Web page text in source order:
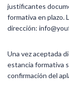
justificantes
formativa en plazo.
dirección:
Una vez aceptada
estancia formativa
confirmación del